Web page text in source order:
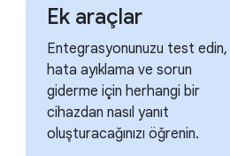
Ek araçlar
Entegrasyonunuzu test edin,
hata ayıklama ve sorun
giderme için herhangi bir
cihazdan nasıl yanıt
oluşturacağınızı öğrenin.